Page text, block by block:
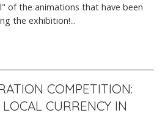
of the animations that have been
the exhibition!...
COMPETITION:
CURRENCY IN